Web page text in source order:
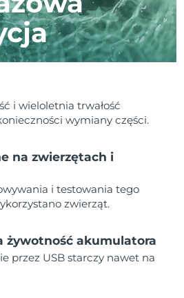
i wieloletnia trwałość
wymiany części.
na zwierzętach i
i testowania tego
zwierząt.
żywotność akumulatora
przez USB starczy nawet na